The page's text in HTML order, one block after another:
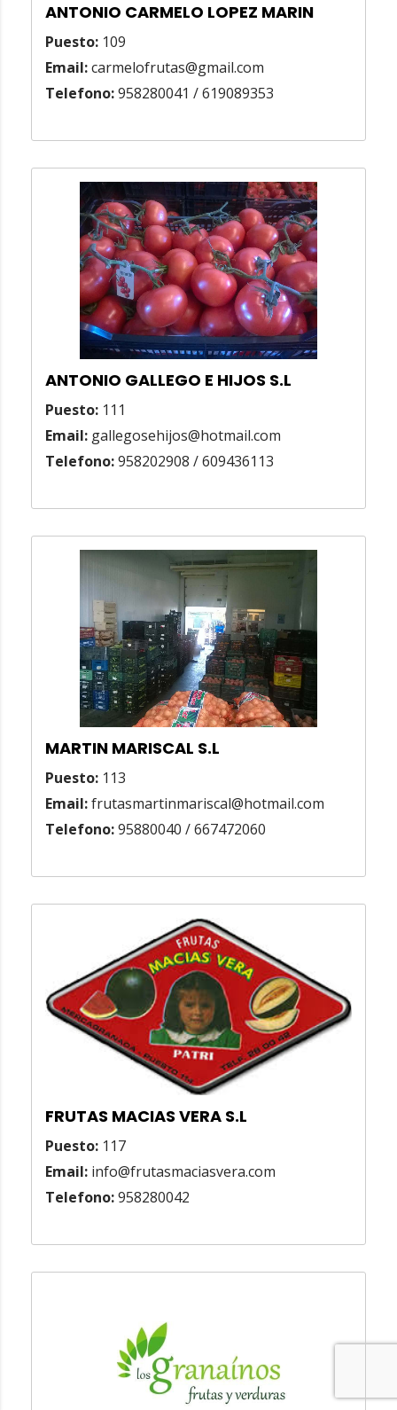
ANTONIO CARMELO LOPEZ MARIN
Puesto: 109
Email:carmelofrutas@gmail.com
Telefono:958280041 / 619089353
ANTONIO GALLEGO E HIJOS S.L
Puesto: 111
Email: gallegosehijos@hotmail.com
Telefono:958202908 / 609436113
MARTIN MARISCAL S.L
Puesto: 113
Email:frutasmartinmariscal@hotmail.com
Telefono:95880040 / 667472060
FRUTAS MACIAS VERA S.L
Puesto: 117
Email: info@frutasmaciasvera.com
Telefono:958280042